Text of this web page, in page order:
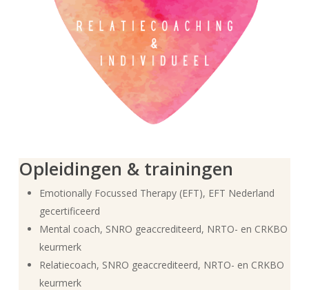
Opleidingen & trainingen
Emotionally Focussed Therapy (EFT), EFT Nederland
gecertificeerd
Mental coach, SNRO geaccrediteerd, NRTO- en CRKBO
keurmerk
Relatiecoach, SNRO geaccrediteerd, NRTO- en CRKBO
keurmerk